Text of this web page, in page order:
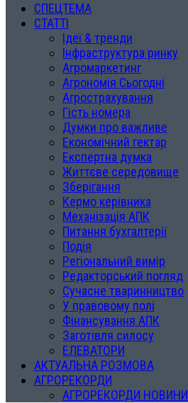
СПЕЦТЕМА
СТАТТІ
Ідеї & тренди
Інфраструктура ринку
Агромаркетинг
Агрономія Сьогодні
Агрострахування
Гість номера
Думки про важливе
Економічний гектар
Експертна думка
Життєве середовище
Зберігання
Кермо керівника
Механізація АПК
Питання бухгалтерії
Подія
Регіональний вимір
Редакторський погляд
Сучасне тваринництво
У правовому полі
Фінансування АПК
Заготівля силосу
ЕЛЕВАТОРИ
АКТУАЛЬНА РОЗМОВА
АГРОРЕКОРДИ
АГРОРЕКОРДИ НОВИНИ